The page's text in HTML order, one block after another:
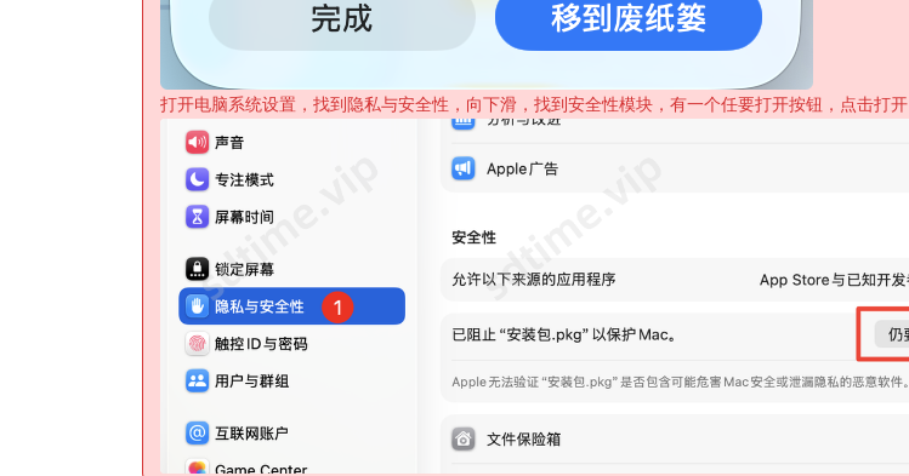
打开电脑系统设置，找到隐私与安全性，向下滑，找到安全性模块，有一个任要打开按钮，点击打开